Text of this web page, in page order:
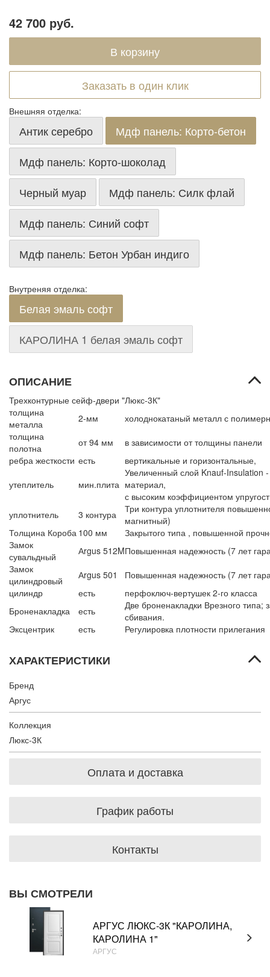
42 700 руб.
Заказать в один клик
Внешняя отделка:
Антик серебро
Мдф панель: Корто-бетон
Мдф панель: Корто-шоколад
Черный муар
Мдф панель: Силк флай
Мдф панель: Синий софт
Мдф панель: Бетон Урбан индиго
Внутреняя отделка:
Белая эмаль софт
КАРОЛИНА 1 белая эмаль софт
ОПИСАНИЕ
Трехконтурные сейф-двери "Люкс-3К"
толщина
металла
2-мм
холоднокатаный металл с
толщина
полотна
от 94 мм
в зависимости от толщины панели
ребра жесткости есть
вертикальные и горизонтальные,
утеплитель
мин.плита
Увеличенный слой Knauf-Insulation
материал,
с высоким коэффициентом
уплотнитель
3 контура
Три контура уплотнителя
магнитный)
Толщина Короба 100 мм
Закрытого типа , повышенной
Замок
сувальдный
Аrgus 512MПовышенная надежность (7 лет
Замок
цилиндровый
Аrgus 501
Повышенная надежность (7 лет
цилиндр
есть
перфоключ-вертушек 2-го класса
Броненакладка
есть
Две броненакладки Врезного типа;
сбивания.
Эксцентрик
есть Регулировка плотности прилегания
ХАРАКТЕРИСТИКИ
Бренд
Аргус
Коллекция
Люкс-3К
Оплата и доставка
График работы
Контакты
ВЫ СМОТРЕЛИ
АРГУС ЛЮКС-3К "КАРОЛИНА,
КАРОЛИНА 1"
АРГУС